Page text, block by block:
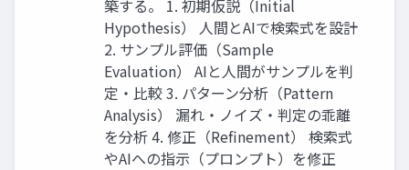
築する。 1. 初期仮説（Initial
Hypothesis） 人間とAIで検索式を設計
2. サンプル評価（Sample
Evaluation） AIと人間がサンプルを判
定・比較 3. パターン分析（Pattern
Analysis） 漏れ・ノイズ・判定の乖離
を分析 4. 修正（Refinement） 検索式
やAIへの指示（プロンプト）を修正